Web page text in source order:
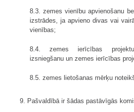
8.3. zemes vienību apvienošanu
izstrādes, ja apvieno divas vai
vienības;
8.4. zemes ierīcības
izsniegšanu un zemes ierīcības
8.5. zemes lietošanas mērķu
9. Pašvaldībā ir šādas pastāvīgās